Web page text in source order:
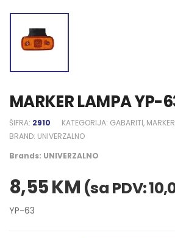
MARKER LAMPA YP-
ŠIFRA: 2910 KATEGORIJA: GABARITI,
BRAND: UNIVERZALNO
Brands: UNIVERZALNO
8,55KM (sa PDV:
YP-63